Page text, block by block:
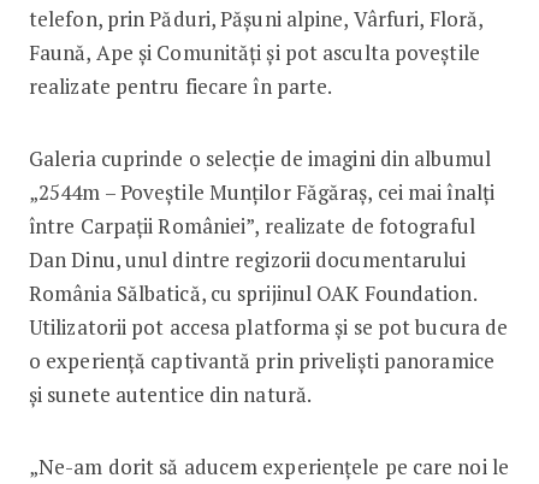
telefon, prin Păduri, Pășuni alpine, Vârfuri, Floră,
Faună, Ape și Comunități și pot asculta poveștile
realizate pentru fiecare în parte.
Galeria cuprinde o selecție de imagini din albumul
„2544m – Poveștile Munților Făgăraș, cei mai înalți
între Carpații României”, realizate de fotograful
Dan Dinu, unul dintre regizorii documentarului
România Sălbatică, cu sprijinul OAK Foundation.
Utilizatorii pot accesa platforma și se pot bucura de
o experiență captivantă prin priveliști panoramice
și sunete autentice din natură.
„Ne-am dorit să aducem experiențele pe care noi le